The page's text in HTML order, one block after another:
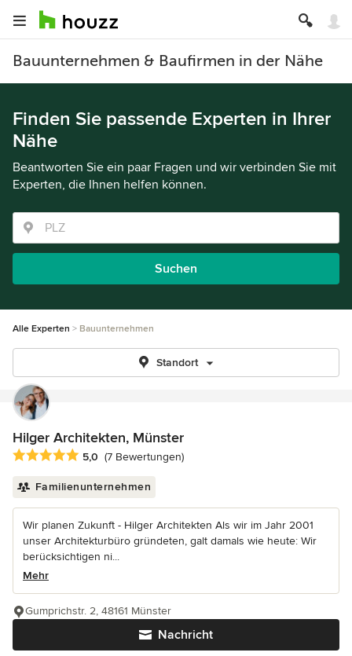
Bauunternehmen & Baufirmen in der Nähe
Finden Sie passende Experten in Ihrer
Nähe
Beantworten Sie ein paar Fragen und wir verbinden Sie mit
Experten, die Ihnen helfen können.
Suchen
Alle Experten Bauunternehmen
Standort
Hilger Architekten, Münster
Durchschnittliche Bewertung: 5 von 5 Sternen
5,0 (7 Bewertungen)
Familienunternehmen
Wir planen Zukunft - Hilger Architekten Als wir im Jahr 2001
unser Architekturbüro gründeten, galt damals wie heute: Wir
berücksichtigen ni...
Mehr
Nachricht
Gumprichstr. 2, 48161 Münster